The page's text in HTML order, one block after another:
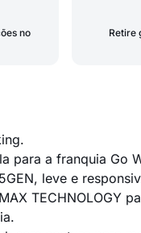
no
Retire
para a franquia Go
leve e
TECHNOLOGY